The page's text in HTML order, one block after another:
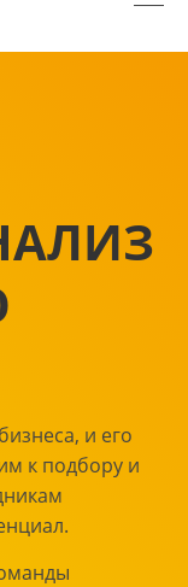
и его
к подбору и